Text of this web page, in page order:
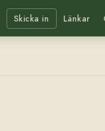
Skicka in Länkar